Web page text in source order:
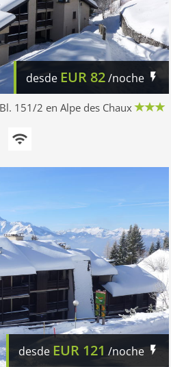
desde EUR 82/noche
151/2 en Alpe des Chaux
desde EUR 121 /noche